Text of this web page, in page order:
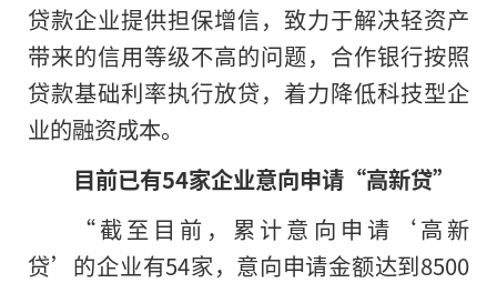
贷款企业提供担保增信，致力于解决轻资产
带来的信用等级不高的问题，合作银行按照
贷款基础利率执行放贷，着力降低科技型企
业的融资成本。
目前已有54家企业意向申请“高新贷”
“截至目前，累计意向申请‘高新
贷’的企业有54家，意向申请金额达到8500